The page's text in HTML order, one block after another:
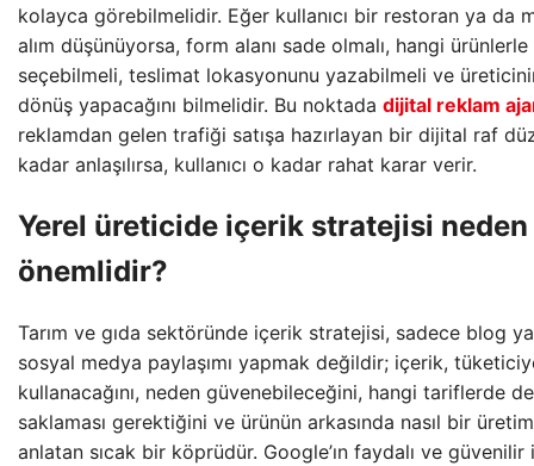
kolayca görebilmelidir. Eğer kullanıcı bir restoran ya da
alım düşünüyorsa, form alanı sade olmalı, hangi
seçebilmeli, teslimat lokasyonunu yazabilmeli ve
dönüş yapacağını bilmelidir. Bu noktada dijital reklam
reklamdan gelen trafiği satışa hazırlayan bir dijital raf
kadar anlaşılırsa, kullanıcı o kadar rahat karar verir.
Yerel üreticide içerik stratejisi neden
önemlidir?
Tarım ve gıda sektöründe içerik stratejisi, sadece blog
sosyal medya paylaşımı yapmak değildir; içerik,
kullanacağını, neden güvenebileceğini, hangi tariflerde
saklaması gerektiğini ve ürünün arkasında nasıl bir
anlatan sıcak bir köprüdür. Google’ın faydalı ve güvenilir